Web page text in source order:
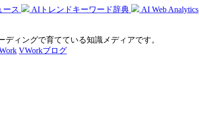
ース AIトレンドキーワード辞典
AI Web Analytics
ディングで育てている知識メディアです。
VWorkブログ